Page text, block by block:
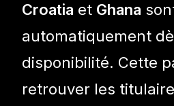
Croatia et Ghana
automatiquement
disponibilité. Cette
retrouver les